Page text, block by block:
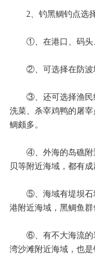
2、钓黑鲷钓点选
①、在港口、码头、
②、可选择在防波堤
③、还可选择渔民经
洗菜、杀宰鸡鸭的屠
鲷颇多。
④、外海的岛礁附近
贝等附近海域，都有成
⑤、海域有堤坝石堆
港附近海域，黑鲷鱼群
⑥、有不大海流的岩
湾沙滩附近海域，也是